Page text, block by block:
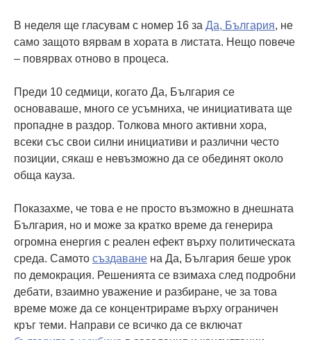
В неделя ще гласувам с номер 16 за Да, България, не
само защото вярвам в хората в листата. Нещо повече
– повярвах отново в процеса.
Преди 10 седмици, когато Да, България се
основаваше, много се усъмниха, че инициативата ще
пропадне в раздор. Толкова много активни хора,
всеки със свои силни инициативи и различни често
позиции, сякаш е невъзможно да се обединят около
обща кауза.
Показахме, че това е не просто възможно в днешната
България, но и може за кратко време да генерира
огромна енергия с реален ефект върху политическата
среда. Самото създаване на Да, България беше урок
по демокрация. Решенията се взимаха след подробни
дебати, взаимно уважение и разбиране, че за това
време може да се концентрираме върху ограничен
кръг теми. Направи се всичко да се включат